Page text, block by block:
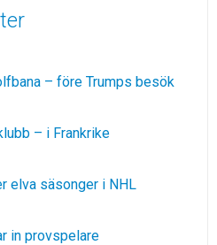
– före Trumps besök
– i Frankrike
elva säsonger i NHL
in provspelare